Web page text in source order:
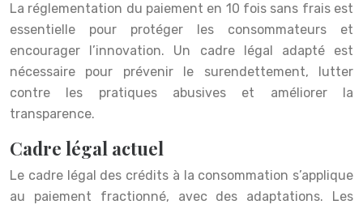
La réglementation du paiement en 10 fois sans frais est
essentielle pour protéger les consommateurs et
encourager l’innovation. Un cadre légal adapté est
nécessaire pour prévenir le surendettement, lutter
contre les pratiques abusives et améliorer la
transparence.
Cadre légal actuel
Le cadre légal des crédits à la consommation s’applique
au paiement fractionné, avec des adaptations. Les